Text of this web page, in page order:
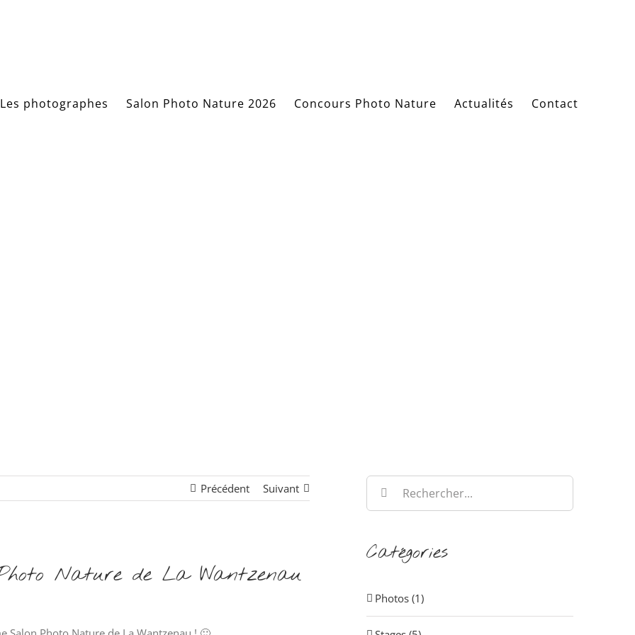
Les photographes Salon Photo Nature 2026 Concours Photo Nature Actualités Contact
Précédent Suivant
Nature de La Wantzenau
Rechercher:
Catégories
Photos (1)